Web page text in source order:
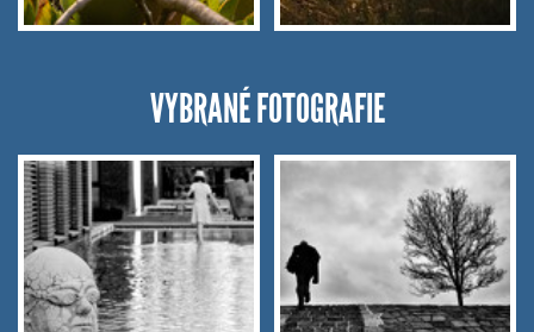
VYBRANÉ FOTOGRAFIE